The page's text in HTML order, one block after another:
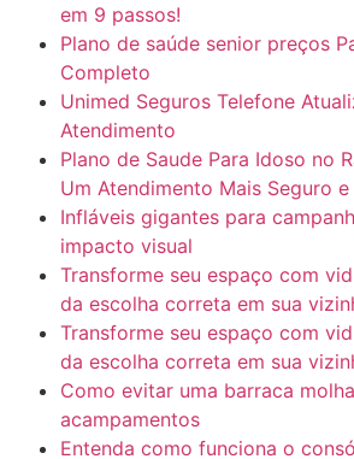
em 9 passos!
Plano de saúde senior preços
Completo
Unimed Seguros Telefone
Atendimento
Plano de Saude Para Idoso no
Um Atendimento Mais Seguro
Infláveis gigantes para
impacto visual
Transforme seu espaço com
da escolha correta em sua
Transforme seu espaço com
da escolha correta em sua
Como evitar uma barraca
acampamentos
Entenda como funciona o